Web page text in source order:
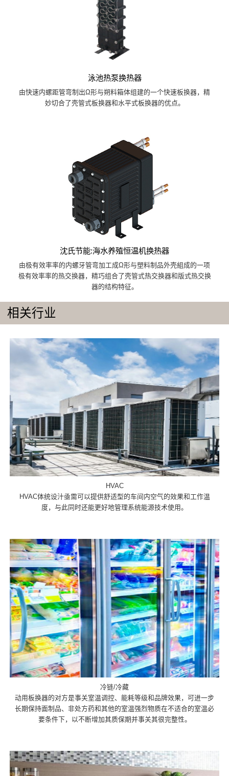
泳池热泵换热器
由快速内螺距管弯制出Ω形与朔料箱体组建的一个快速板换器，精
妙切合了壳管式板换器和水平式板换器的优点。
沈氏节能:海水养殖恒温机换热器
由极有效率率的内螺牙管弯加工成Ω形与塑料制品外壳組成的一项
极有效率率的热交换器，精巧组合了壳管式热交换器和版式热交换
器的结构特征。
相关行业
HVAC
HVAC体统设汁亟需可以提供舒适型的车间内空气的效果和工作温
度，与此同时还能更好地管理系统能源技术使用。
冷链/冷藏
动用板换器的对方是事关室温调控、能耗等级和品牌效果，可进一步
长期保持面制品、非处方药和其他的室温强烈物质在不适合的室温必
要条件下，以不断增加其质保期并事关其很完整性。